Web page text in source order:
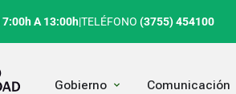
7:00h A 13:00h|TELÉFONO (3755) 454100
Gobierno Open Gobierno
Comunicación